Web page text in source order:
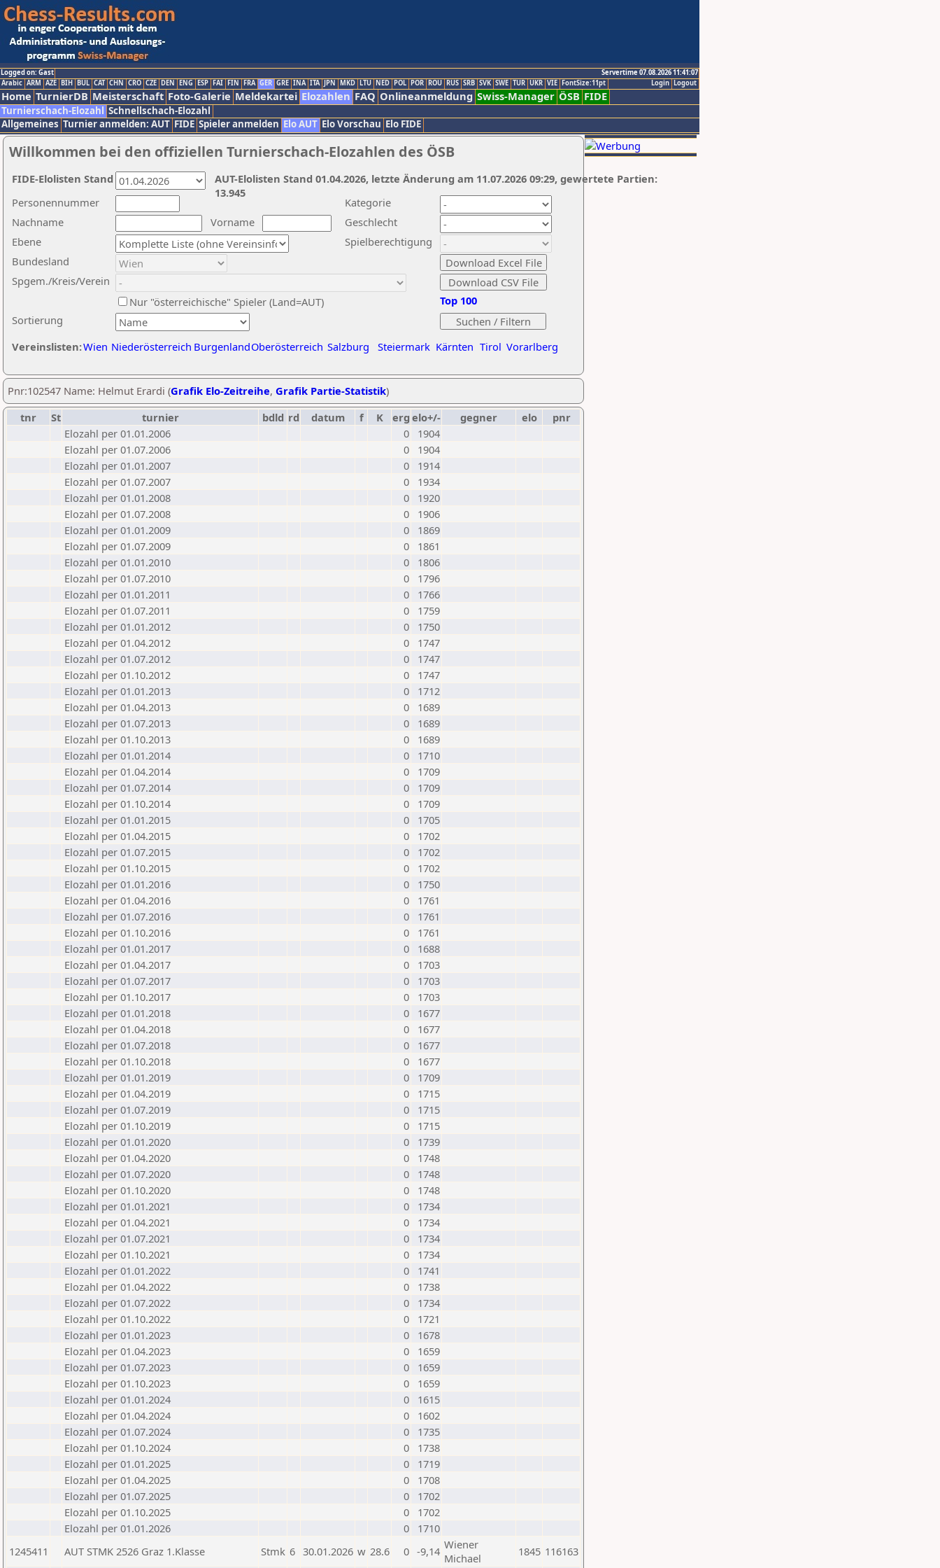
Logged on: Gast
Servertime 07.08.2026 11:41:07
Logout
Login
Arabic ARM AZE BIH BUL CAT CHN CRO CZE DEN ENG ESP FAI FIN FRA GER GRE INA ITA JPN MKD LTU NED POL POR ROU RUS SRB SVK SWE TUR UKR VIE FontSize:11pt
Home TurnierDB Meisterschaft Foto-Galerie Meldekartei Elozahlen FAQ Onlineanmeldung Swiss-Manager ÖSB FIDE
Turnierschach-Elozahl Schnellschach-Elozahl
Allgemeines Turnier anmelden: AUT FIDE Spieler anmelden Elo AUT Elo Vorschau Elo FIDE
Willkommen bei den offiziellen Turnierschach-Elozahlen des ÖSB
Nachname
Vorname
Ebene
Kategorie
Sortierung
Personennummer
Bundesland
Spgem./Kreis/Verein
Geschlecht
Nur "österreichische" Spieler (Land=AUT)
Spielberechtigung
Vereinslisten:Wien Niederösterreich BurgenlandOberösterreich Salzburg Steiermark Kärnten Tirol Vorarlberg
Top 100
AUT-Elolisten Stand 01.04.2026, letzte Änderung am 11.07.2026 09:29, gewertete Partien:
13.945
FIDE-Elolisten Stand
Pnr:102547 Name: Helmut Erardi (Grafik Elo-Zeitreihe, Grafik Partie-Statistik)
tnr
St turnier bdld rd datum f K erg elo+/- gegner elo
pnr
Elozahl per 01.01.2006
0
1904
Elozahl per 01.07.2006
0
1904
Elozahl per 01.01.2007
0
1914
Elozahl per 01.07.2007
0
1934
Elozahl per 01.01.2008
0
1920
Elozahl per 01.07.2008
0
1906
Elozahl per 01.01.2009
0
1869
Elozahl per 01.07.2009
0
1861
Elozahl per 01.01.2010
0
1806
Elozahl per 01.07.2010
0
1796
Elozahl per 01.01.2011
0
1766
Elozahl per 01.07.2011
0
1759
Elozahl per 01.01.2012
0
1750
Elozahl per 01.04.2012
0
1747
Elozahl per 01.07.2012
0
1747
Elozahl per 01.10.2012
0
1747
Elozahl per 01.01.2013
0
1712
Elozahl per 01.04.2013
0
1689
Elozahl per 01.07.2013
0
1689
Elozahl per 01.10.2013
0
1689
Elozahl per 01.01.2014
0
1710
Elozahl per 01.04.2014
0
1709
Elozahl per 01.07.2014
0
1709
Elozahl per 01.10.2014
0
1709
Elozahl per 01.01.2015
0
1705
Elozahl per 01.04.2015
0
1702
Elozahl per 01.07.2015
0
1702
Elozahl per 01.10.2015
0
1702
Elozahl per 01.01.2016
0
1750
Elozahl per 01.04.2016
0
1761
Elozahl per 01.07.2016
0
1761
Elozahl per 01.10.2016
0
1761
Elozahl per 01.01.2017
0
1688
Elozahl per 01.04.2017
0
1703
Elozahl per 01.07.2017
0
1703
Elozahl per 01.10.2017
0
1703
Elozahl per 01.01.2018
0
1677
Elozahl per 01.04.2018
0
1677
Elozahl per 01.07.2018
0
1677
Elozahl per 01.10.2018
0
1677
Elozahl per 01.01.2019
0
1709
Elozahl per 01.04.2019
0
1715
Elozahl per 01.07.2019
0
1715
Elozahl per 01.10.2019
0
1715
Elozahl per 01.01.2020
0
1739
Elozahl per 01.04.2020
0
1748
Elozahl per 01.07.2020
0
1748
Elozahl per 01.10.2020
0
1748
Elozahl per 01.01.2021
0
1734
Elozahl per 01.04.2021
0
1734
Elozahl per 01.07.2021
0
1734
Elozahl per 01.10.2021
0
1734
Elozahl per 01.01.2022
0
1741
Elozahl per 01.04.2022
0
1738
Elozahl per 01.07.2022
0
1734
Elozahl per 01.10.2022
0
1721
Elozahl per 01.01.2023
0
1678
Elozahl per 01.04.2023
0
1659
Elozahl per 01.07.2023
0
1659
Elozahl per 01.10.2023
0
1659
Elozahl per 01.01.2024
0
1615
Elozahl per 01.04.2024
0
1602
Elozahl per 01.07.2024
0
1735
Elozahl per 01.10.2024
0
1738
Elozahl per 01.01.2025
0
1719
Elozahl per 01.04.2025
0
1708
Elozahl per 01.07.2025
0
1702
Elozahl per 01.10.2025
0
1702
Elozahl per 01.01.2026
0
1710
1245411
AUT STMK 2526 Graz 1.Klasse Stmk 6 30.01.2026 w 28.6 0 -9,14 Wiener
Michael
1845 116163